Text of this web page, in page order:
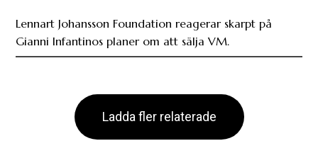
Lennart Johansson Foundation reagerar skarpt på
Gianni Infantinos planer om att sälja VM.
Ladda fler relaterade